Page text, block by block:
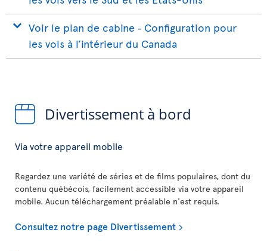
Voir le plan de cabine ‐ Configuration pour
les vols à l’intérieur du Canada
Divertissement à bord
Via votre appareil mobile
Regardez une variété de séries et de films populaires, dont du
contenu québécois, facilement accessible via votre appareil
mobile. Aucun téléchargement préalable n'est requis.
Consultez notre page Divertissement